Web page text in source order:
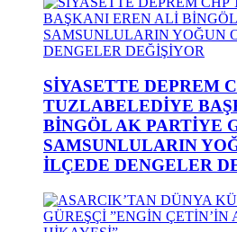
SİYASETTE DEPREM
TUZLABELEDİYE
BİNGÖL AK PARTİYE
SAMSUNLULARIN
İLÇEDE DENGELER